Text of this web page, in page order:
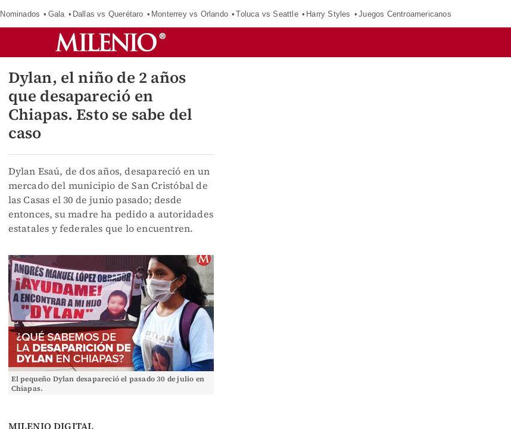
Nominados Gala Dallas vs Querétaro Monterrey vs Orlando Toluca vs Seattle Harry Styles Juegos Centroamericanos
Dylan, el niño de 2 años
que desapareció en
Chiapas. Esto se sabe del
caso
Dylan Esaú, de dos años, desapareció en un
mercado del municipio de San Cristóbal de
las Casas el 30 de junio pasado; desde
entonces, su madre ha pedido a autoridades
estatales y federales que lo encuentren.
El pequeño Dylan desapareció el pasado 30 de julio en
Chiapas.
MILENIO DIGITAL